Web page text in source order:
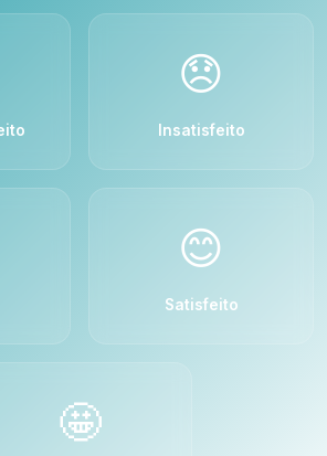
😞
Insatisfeito
😊
Satisfeito
🤩